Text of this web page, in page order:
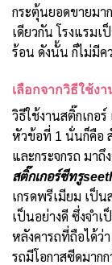
กระตุ้นยอดขายมา
เดียวกัน โรงแรม
ร้อน ดังนั้น ก็ไม่มีค
เลือกจากวิธีใช้งา
วิธีใช้งานสติ๊กเกอ
หัวข้อที่ 1 นั่นก็คือ
และกระจกรถ มาถึ
สติ๊กเกอร์ซีทรู
เกรดพรีเมียม เป็
เป็นอย่างดี ซึ่งจำ
หลังคารถที่ถือได้ว่
รถมีโอกาสซีดมาก